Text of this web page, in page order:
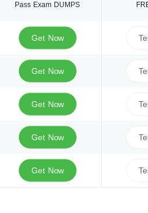
Pass Exam DUMPS
Get Now
Get Now
Get Now
Get Now
Get Now